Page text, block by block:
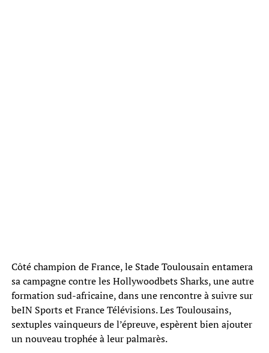
Côté champion de France, le Stade Toulousain entamera
sa campagne contre les Hollywoodbets Sharks, une autre
formation sud-africaine, dans une rencontre à suivre sur
beIN Sports et France Télévisions. Les Toulousains,
sextuples vainqueurs de l’épreuve, espèrent bien ajouter
un nouveau trophée à leur palmarès.